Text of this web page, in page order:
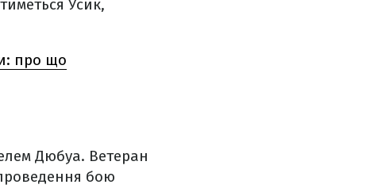
Усик,
про що
Дюбуа. Ветеран
бою